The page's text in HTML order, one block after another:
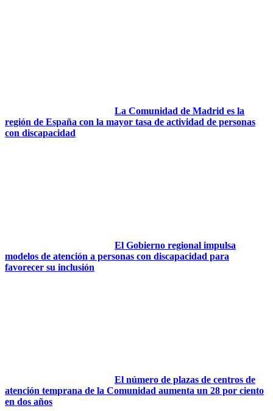
La Comunidad de Madrid es la
región de España con la mayor tasa de actividad de personas
con discapacidad
El Gobierno regional impulsa
modelos de atención a personas con discapacidad para
favorecer su inclusión
El número de plazas de centros de
atención temprana de la Comunidad aumenta un 28 por ciento
en dos años